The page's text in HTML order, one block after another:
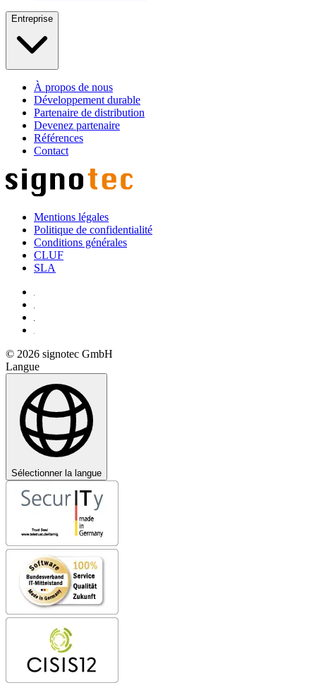
Entreprise
À propos de nous
Développement durable
Partenaire de distribution
Devenez partenaire
Références
Contact
Mentions légales
Politique de confidentialité
Conditions générales
CLUF
SLA
© 2026 signotec GmbH
Langue
Sélectionner la langue